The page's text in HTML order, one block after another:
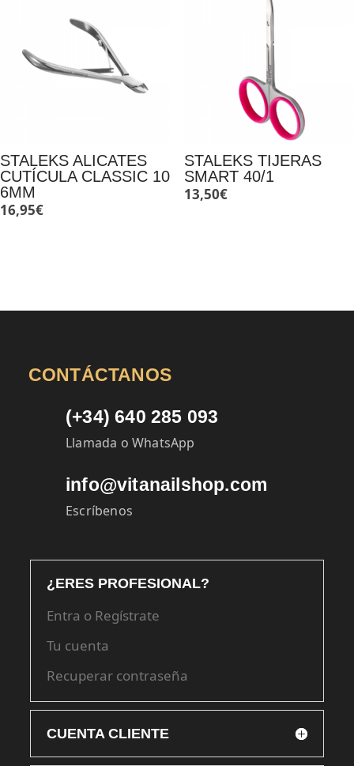
STALEKS ALICATES
CUTÍCULA CLASSIC 10
6MM
16,95€
STALEKS TIJERAS
SMART 40/1
13,50€
CONTÁCTANOS
(+34) 640 285 093
Llamada o WhatsApp
info@vitanailshop.com
Escríbenos
¿ERES PROFESIONAL?
Entra o Regístrate
Tu cuenta
Recuperar contraseña
CUENTA CLIENTE